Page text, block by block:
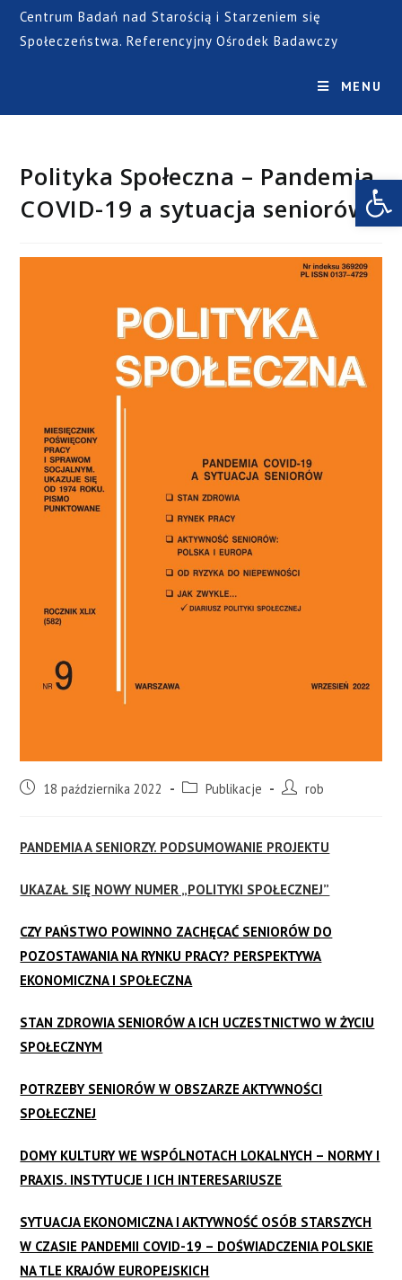
Open toolbar
Centrum Badań nad Starością i Starzeniem się
Społeczeństwa. Referencyjny Ośrodek Badawczy
MENU
Polityka Społeczna – Pandemia
COVID-19 a sytuacja seniorów
18 października 2022 Publikacje rob
PANDEMIA A SENIORZY. PODSUMOWANIE PROJEKTU
UKAZAŁ SIĘ NOWY NUMER „POLITYKI SPOŁECZNEJ”
CZY PAŃSTWO POWINNO ZACHĘCAĆ SENIORÓW DO
POZOSTAWANIA NA RYNKU PRACY? PERSPEKTYWA
EKONOMICZNA I SPOŁECZNA
STAN ZDROWIA SENIORÓW A ICH UCZESTNICTWO W ŻYCIU
SPOŁECZNYM
POTRZEBY SENIORÓW W OBSZARZE AKTYWNOŚCI
SPOŁECZNEJ
DOMY KULTURY WE WSPÓLNOTACH LOKALNYCH – NORMY I
PRAXIS. INSTYTUCJE I ICH INTERESARIUSZE
SYTUACJA EKONOMICZNA I AKTYWNOŚĆ OSÓB STARSZYCH
W CZASIE PANDEMII COVID-19 – DOŚWIADCZENIA POLSKIE
NA TLE KRAJÓW EUROPEJSKICH